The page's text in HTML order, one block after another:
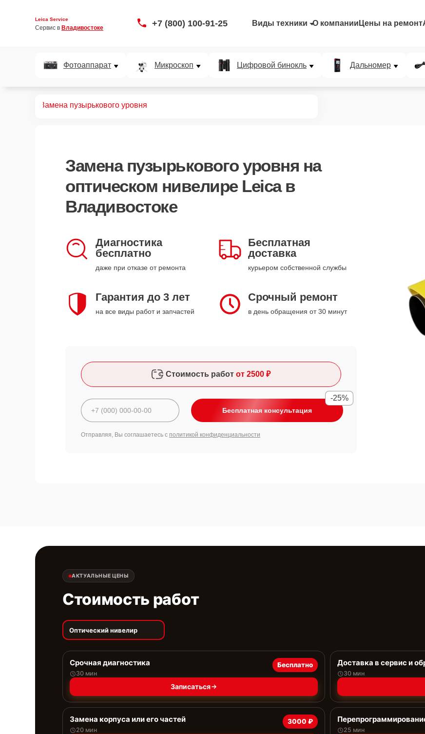
Leica Service
Сервис в Владивостоке +7 (800) 100-91-25 Виды техники О компании Цены на ремонт
Фотоаппарат Микроскоп Цифровой бинокль Дальномер
Замена пузырькового уровня
Замена пузырькового уровня на
оптическом нивелире Leica в
Владивостоке
Диагностика
бесплатно
даже при отказе от ремонта
Бесплатная
доставка
курьером собственной службы
Гарантия до 3 лет
на все виды работ и запчастей
Срочный ремонт
в день обращения от 30 минут
Стоимость работ от 2500 ₽
Бесплатная консультация
-25%
Отправляя, Вы соглашаетесь с политикой конфиденциальности
АКТУАЛЬНЫЕ ЦЕНЫ
Стоимость работ
Оптический нивелир
Срочная диагностика
30 мин
Бесплатно
Записаться
Доставка в сервис и
30 мин
Замена корпуса или его частей
20 мин
3000 ₽
25 мин